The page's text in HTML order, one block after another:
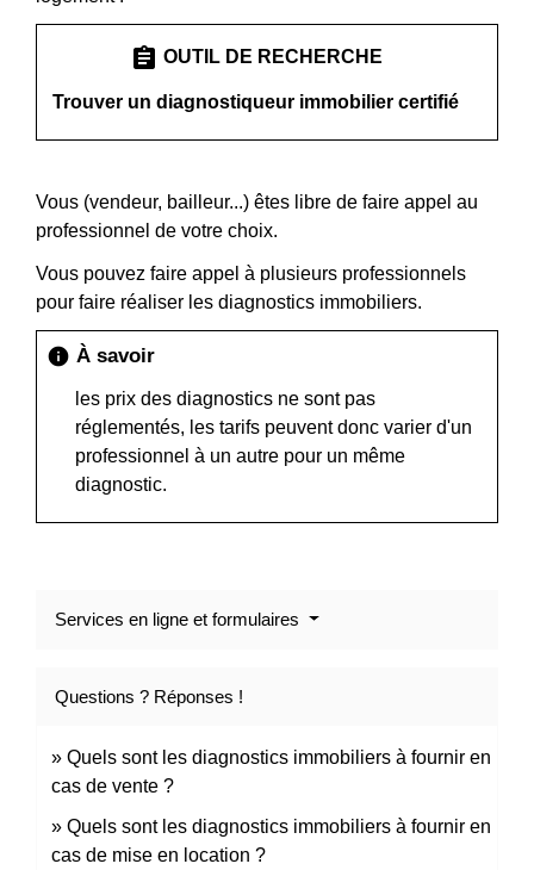
assignment OUTIL DE RECHERCHE
Trouver un diagnostiqueur immobilier certifié
Vous (vendeur, bailleur...) êtes libre de faire appel au
professionnel de votre choix.
Vous pouvez faire appel à plusieurs professionnels
pour faire réaliser les diagnostics immobiliers.
info À savoir
les prix des diagnostics ne sont pas
réglementés, les tarifs peuvent donc varier d'un
professionnel à un autre pour un même
diagnostic.
Services en ligne et formulaires
Questions ? Réponses !
Quels sont les diagnostics immobiliers à fournir en
cas de vente ?
Quels sont les diagnostics immobiliers à fournir en
cas de mise en location ?